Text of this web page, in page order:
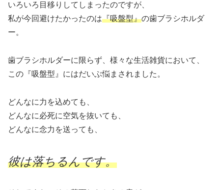
いろいろ目移りしてしまったのですが、
私が今回避けたかったのは『吸盤型』の歯ブラシホルダ
ー。
歯ブラシホルダーに限らず、様々な生活雑貨において、
この『吸盤型』にはだいぶ悩まされました。
どんなに力を込めても、
どんなに必死に空気を抜いても、
どんなに念力を送っても、
彼は落ちるんです。